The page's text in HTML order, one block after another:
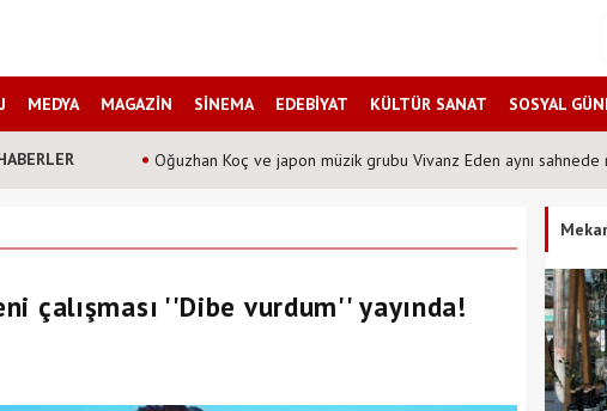
MEDYA MAGAZİN SİNEMA EDEBİYAT KÜLTÜR SANAT SOSYAL
Oğuzhan Koç ve japon müzik grubu Vivanz Eden aynı sahnede mi buluşuyor?
çalışması ''Dibe vurdum'' yayında!